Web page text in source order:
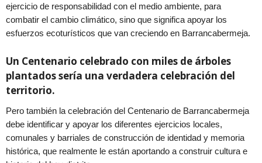
ejercicio de responsabilidad con el medio ambiente, para
combatir el cambio climático, sino que significa apoyar los
esfuerzos ecoturísticos que van creciendo en Barrancabermeja.
Un Centenario celebrado con miles de árboles
plantados sería una verdadera celebración del
territorio.
Pero también la celebración del Centenario de Barrancabermeja
debe identificar y apoyar los diferentes ejercicios locales,
comunales y barriales de construcción de identidad y memoria
histórica, que realmente le están aportando a construir cultura e